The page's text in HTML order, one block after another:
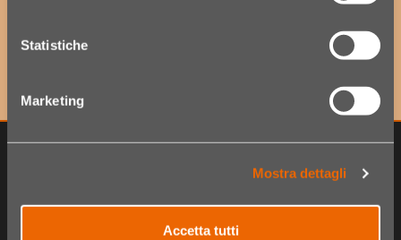
Statistiche
Marketing
Mostra dettagli
Accetta tutti
ISCRIVITI ALLA NOSTRA NEWSLETTER
per accedere a offerte esclusive e scoprire per primo